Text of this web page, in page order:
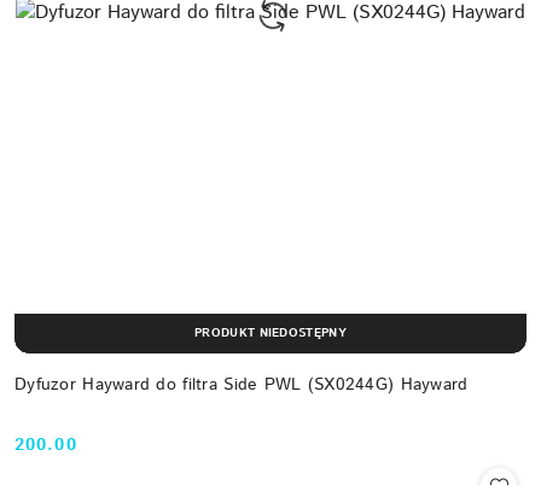
Dyfuzor Hayward do filtra Side PWL (SX0244G) Hayward
Cena:
200.00
PRODUKT NIEDOSTĘPNY